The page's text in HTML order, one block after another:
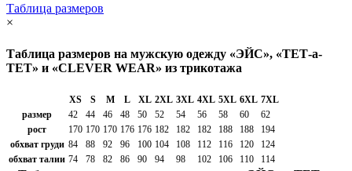
Таблица размеров
×
Таблица размеров на мужскую одежду «ЭЙС», «ТЕТ-а-
ТЕТ» и «CLEVER WEAR» из трикотажа
XS S M L XL 2XL 3XL 4XL 5XL 6XL 7XL
размер
42 44 46 48 50 52 54 56 58 60
62
рост
170 170 170 176 176 182 182 182 188 188
194
обхват груди 84 88 92 96 100 104 108 112 116 120
124
обхват талии 74 78 82 86 90 94 98 102 106 110 114